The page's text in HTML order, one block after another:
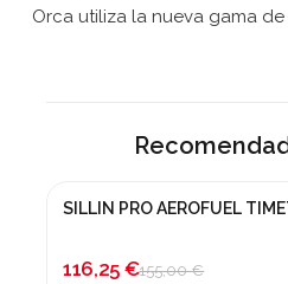
Orca utiliza la nueva gama
¡En oferta!
SILLIN PRO AEROFUEL
116,25 €155,00 €